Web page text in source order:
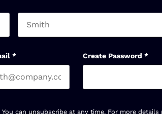
* Create Password *
can unsubscribe at any time. For more details